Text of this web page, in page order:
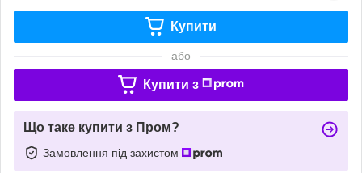
Купити
або
Купити з
Що таке купити з Пром?
Замовлення під захистом